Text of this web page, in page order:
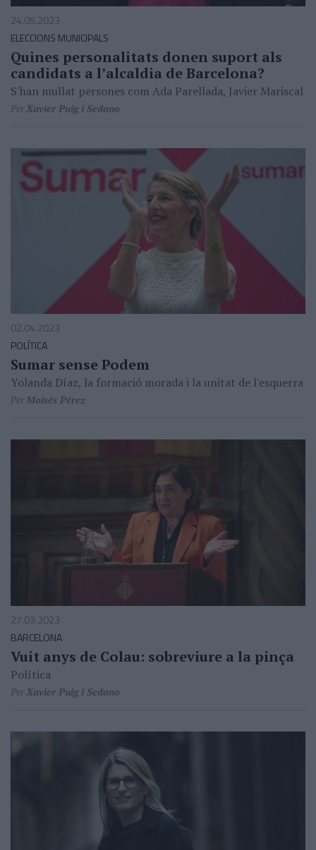
24.05.2023
ELECCIONS MUNICIPALS
Quines personalitats donen suport als
candidats a l’alcaldia de Barcelona?
S'han mullat persones com Ada Parellada, Javier Mariscal
PerXavier Puig i Sedano
02.04.2023
POLÍTICA
Sumar sense Podem
Yolanda Díaz, la formació morada i la unitat de l'esquerra
PerMoisés Pérez
27.03.2023
BARCELONA
Vuit anys de Colau: sobreviure a la pinça
Política
PerXavier Puig i Sedano